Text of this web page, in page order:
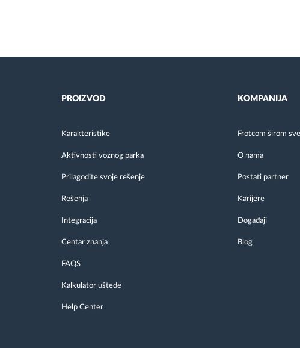
PROIZVOD
Karakteristike
Aktivnosti voznog parka
Prilagodite svoje rešenje
Rešenja
Integracija
Centar znanja
FAQS
Kalkulator uštede
Help Center
KOMPANIJA
Frotcom širom
O nama
Postati partner
Karijere
Događaji
Blog